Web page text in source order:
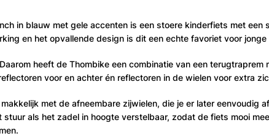
in blauw met gele accenten is een stoere kinderfiets met
en het opvallende design is dit een echte favoriet voor jonge
heeft de Thombike een combinatie van een
voor en achter én reflectoren in de wielen voor extra
met de afneembare zijwielen, die je er later eenvoudig
stuur als het zadel in hoogte verstelbaar, zodat de fiets mooi